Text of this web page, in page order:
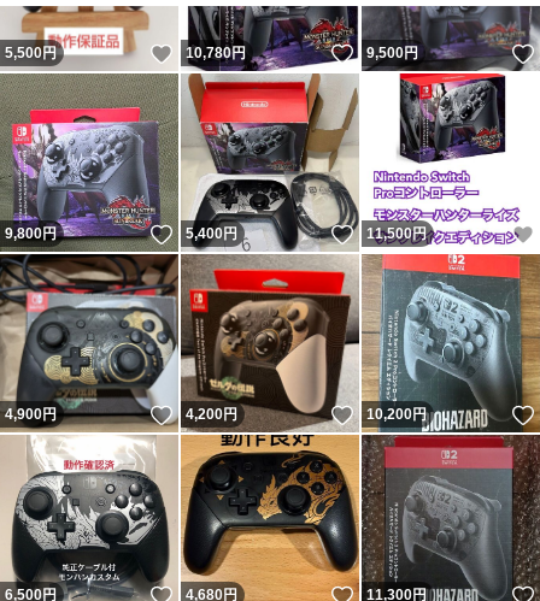
5,500円 いいね！
10,780円 いいね！
9,500円
9,800円 いいね！
5,400円 いいね！
11,500円
4,900円 いいね！
4,200円 いいね！
10,200円
6,500円 いいね！
4,680円 いいね！
11,300円